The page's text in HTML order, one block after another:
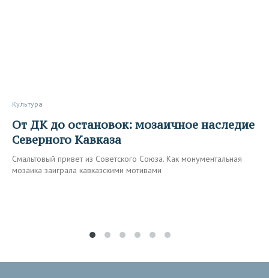
Культура
От ДК до остановок: мозаичное наследие
Северного Кавказа
Смальтовый привет из Советского Союза. Как монументальная
мозаика заиграла кавказскими мотивами